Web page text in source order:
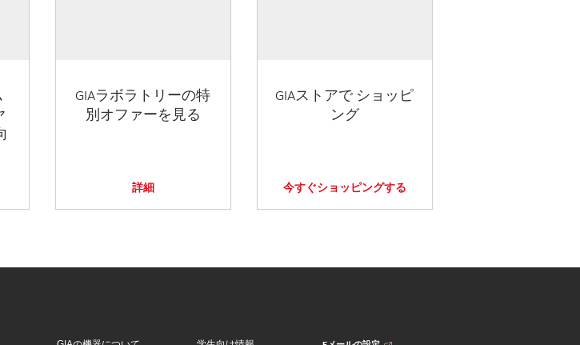
GIAラボラトリーの特
別オファーを見る
詳細
GIAストアで ショッピ
ング
今すぐショッピングする